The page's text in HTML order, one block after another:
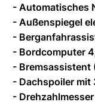
- Automatisches
- Außenspiegel
-
- Bordcomputer
- Bremsassistent
- Dachspoiler mit
- Drehzahlmesser